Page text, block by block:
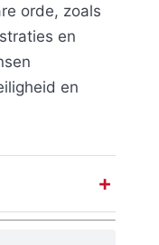
orde, zoals
en
en